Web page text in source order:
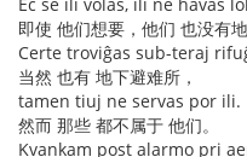
即使 他们想要，他们 也没有地
Certe troviĝas sub-teraj
当然 也有 地下避难所，
tamen tiuj ne servas por ili.
然而 那些 都不属于 他们。
Kvankam post alarmo pri